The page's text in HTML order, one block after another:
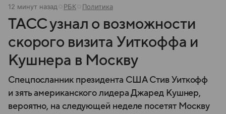
12 минут назад РБК Политика
ТАСС узнал о возможности
скорого визита Уиткоффа и
Кушнера в Москву
Спецпосланник президента США Стив Уиткофф
и зять американского лидера Джаред Кушнер,
вероятно, на следующей неделе посетят Москву